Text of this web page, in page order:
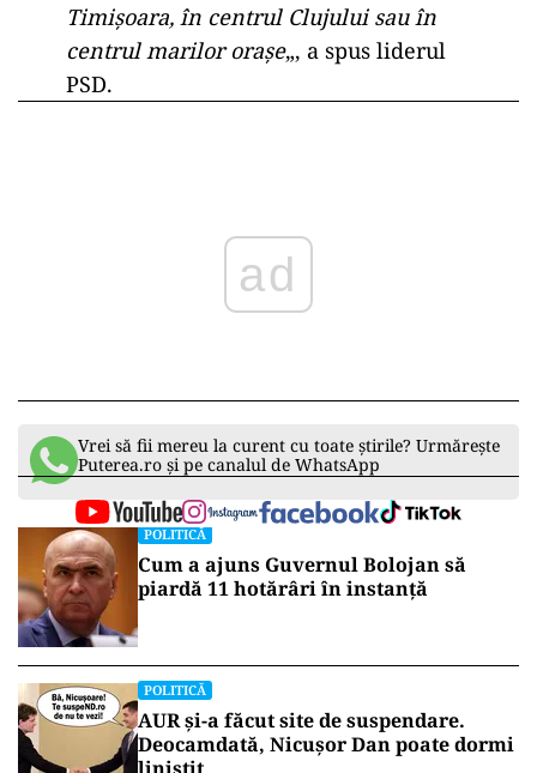
Timișoara, în centrul Clujului sau în
centrul marilor orașe„, a spus liderul
PSD.
ad
Vrei să fii mereu la curent cu toate știrile? Urmărește
Puterea.ro și pe canalul de WhatsApp
POLITICĂ
Cum a ajuns Guvernul Bolojan să
piardă 11 hotărâri în instanță
POLITICĂ
AUR și-a făcut site de suspendare.
Deocamdată, Nicușor Dan poate dormi